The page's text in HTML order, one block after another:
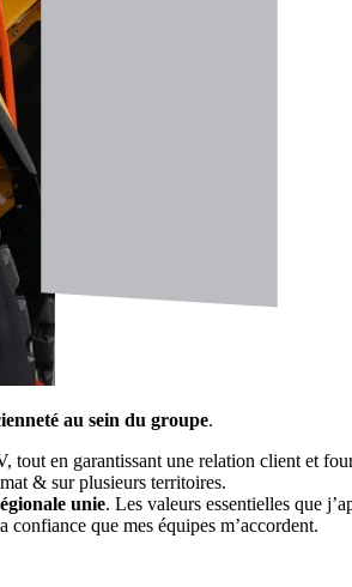
au sein du groupe.
tout en garantissant une relation client et
& sur plusieurs territoires.
unie. Les valeurs essentielles que
confiance que mes équipes m’accordent.